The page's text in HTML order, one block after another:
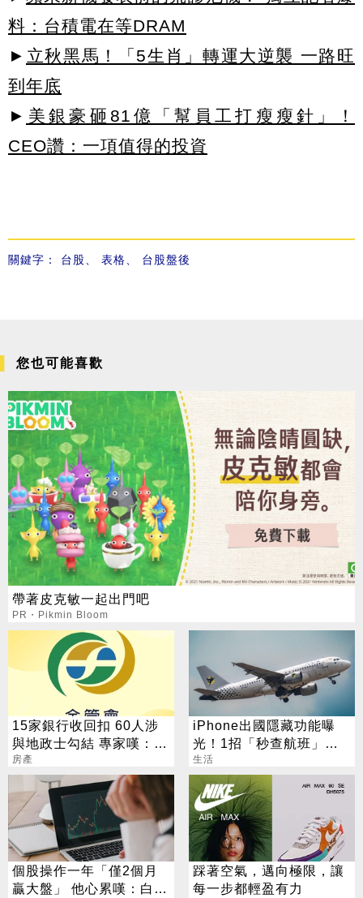
料：台積電在等DRAM
► 立秋黑馬！「5生肖」轉運大逆襲 一路旺
到年底
► 美銀豪砸81億「幫員工打瘦瘦針」！
CEO讚：一項值得的投資
關鍵字： 台股 表格 台股盤後
您也可能喜歡
帶著皮克敏一起出門吧
PR・Pikmin Bloom
15家銀行收回扣 60人涉
與地政士勾結 專家嘆：徹
查恐血流成河
房產
iPhone出國隱藏功能曝
光！1招「秒查航班」萬
人狂讚：超方便
生活
個股操作一年「僅2個月
贏大盤」 他心累嘆：白忙
踩著空氣，邁向極限，讓
每一步都輕盈有力